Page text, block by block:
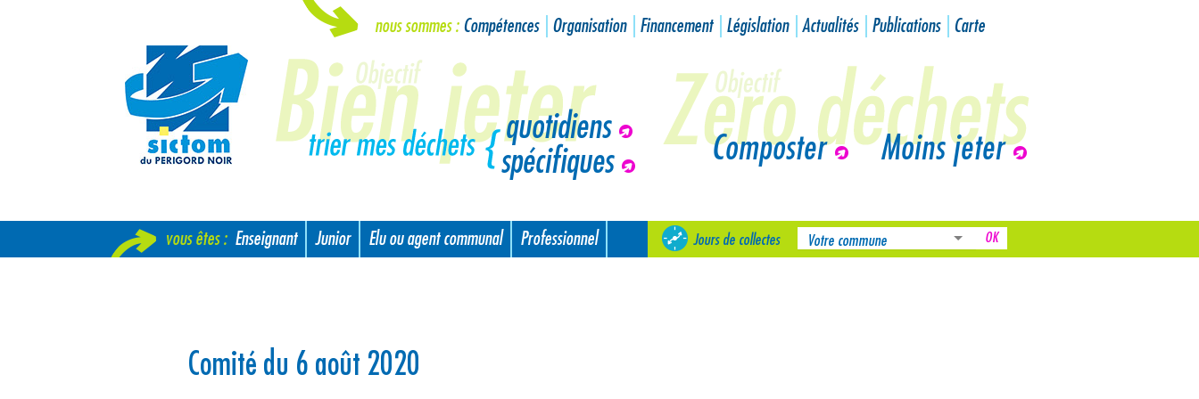
nous sommes : Compétences Organisation Financement Législation Actualités Publications Carte
quotidiens
spécifiques
Composter Moins jeter
vous êtes : Enseignant Junior Elu ou agent communal
Professionnel
Jours de collectes
Comité du 6 août 2020